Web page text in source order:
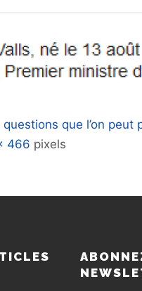
que l’on peut
466 pixels